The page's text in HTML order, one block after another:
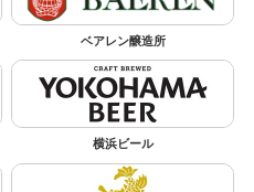
ベアレン醸造所
横浜ビール